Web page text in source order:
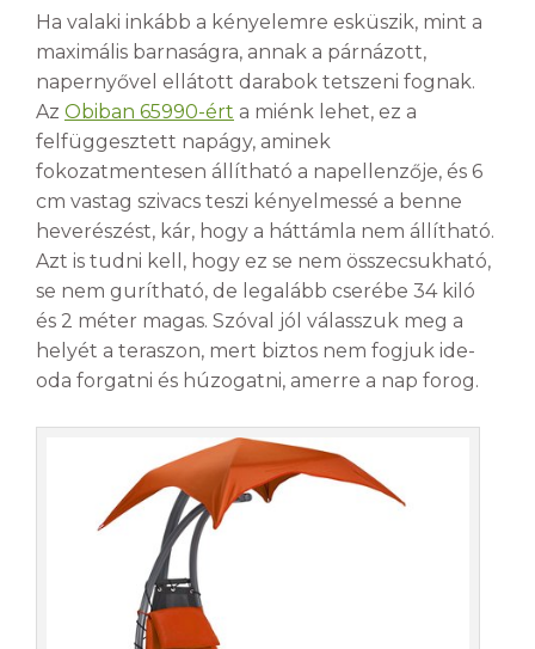
Ha valaki inkább a kényelemre esküszik, mint a
maximális barnaságra, annak a párnázott,
napernyővel ellátott darabok tetszeni fognak.
Az Obiban 65990-ért a miénk lehet, ez a
felfüggesztett napágy, aminek
fokozatmentesen állítható a napellenzője, és 6
cm vastag szivacs teszi kényelmessé a benne
heverészést, kár, hogy a háttámla nem állítható.
Azt is tudni kell, hogy ez se nem összecsukható,
se nem gurítható, de legalább cserébe 34 kiló
és 2 méter magas. Szóval jól válasszuk meg a
helyét a teraszon, mert biztos nem fogjuk ide-
oda forgatni és húzogatni, amerre a nap forog.